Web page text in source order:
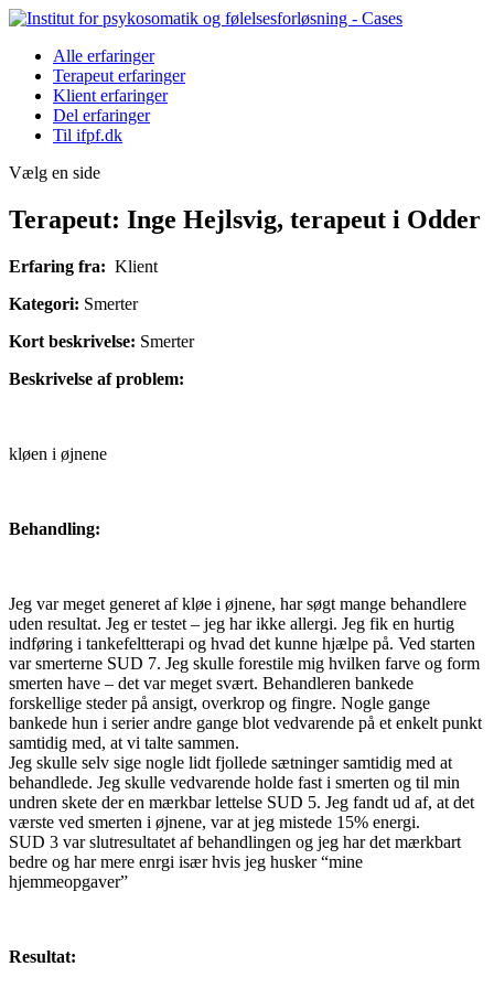
Alle erfaringer
Terapeut erfaringer
Klient erfaringer
Del erfaringer
Til ifpf.dk
Vælg en side
Terapeut: Inge Hejlsvig, terapeut i Odder
Erfaring fra: Klient
Kategori: Smerter
Kort beskrivelse: Smerter
Beskrivelse af problem:
kløen i øjnene
Behandling:
Jeg var meget generet af kløe i øjnene, har søgt mange behandlere
uden resultat. Jeg er testet – jeg har ikke allergi. Jeg fik en hurtig
indføring i tankefeltterapi og hvad det kunne hjælpe på. Ved starten
var smerterne SUD 7. Jeg skulle forestile mig hvilken farve og form
smerten have – det var meget svært. Behandleren bankede
forskellige steder på ansigt, overkrop og fingre. Nogle gange
bankede hun i serier andre gange blot vedvarende på et enkelt punkt
samtidig med, at vi talte sammen.
Jeg skulle selv sige nogle lidt fjollede sætninger samtidig med at
behandlede. Jeg skulle vedvarende holde fast i smerten og til min
undren skete der en mærkbar lettelse SUD 5. Jeg fandt ud af, at det
værste ved smerten i øjnene, var at jeg mistede 15% energi.
SUD 3 var slutresultatet af behandlingen og jeg har det mærkbart
bedre og har mere enrgi især hvis jeg husker “mine
hjemmeopgaver”
Resultat: